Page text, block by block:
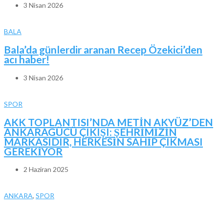
3 Nisan 2026
BALA
Bala’da günlerdir aranan Recep Özekici’den
acı haber!
3 Nisan 2026
SPOR
AKK TOPLANTISI’NDA METİN AKYÜZ’DEN
ANKARAGÜCÜ ÇIKIŞI: ŞEHRİMİZİN
MARKASIDIR, HERKESİN SAHİP ÇIKMASI
GEREKİYOR
2 Haziran 2025
ANKARA, SPOR